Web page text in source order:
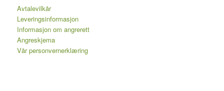
Avtalevilkår
Leveringsinformasjon
Informasjon om angrerett
Angreskjema
Vår personvernerklæring